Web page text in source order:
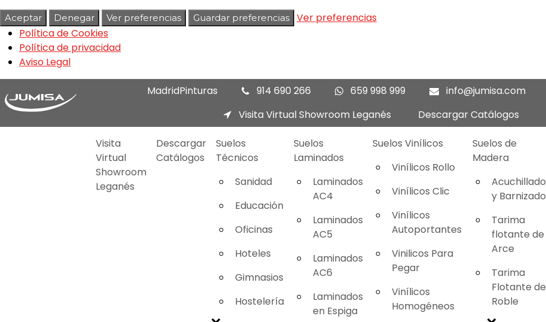
Aceptar Denegar Ver preferencias Guardar preferencias
Ver preferencias
Política de Cookies
Política de privacidad
Aviso Legal
MadridPinturas 914 690 266 659 998 999 info@jumisa.com
Visita Virtual Showroom Leganés
Descargar Catálogos
Visita
Virtual
Showroom
Leganés
Descargar
Catálogos
Suelos
Técnicos
Sanidad
Educación
Oficinas
Hoteles
Gimnasios
Hostelería
Suelos
Laminados
Laminados
AC4
Laminados
AC5
Laminados
AC6
Laminados
en Espiga
Suelos Vinílicos
Vinílicos Rollo
Vinílicos Clic
Vinílicos
Autoportantes
Vinilicos Para
Pegar
Vinílicos
Homogéneos
Suelos de
Madera
Acuchillado
y Barnizado
Tarima
flotante de
Arce
Tarima
Flotante de
Roble